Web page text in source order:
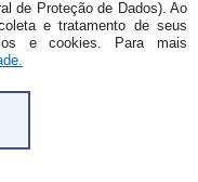
de Proteção de Dados). Ao
e tratamento de seus
e cookies. Para mais